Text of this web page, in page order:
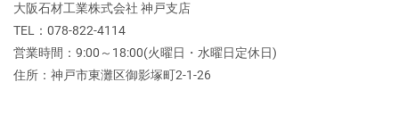
大阪石材工業株式会社 神戸支店
TEL：078-822-4114
営業時間：9:00～18:00(火曜日・水曜日定休日)
住所：神戸市東灘区御影塚町2‐1‐26